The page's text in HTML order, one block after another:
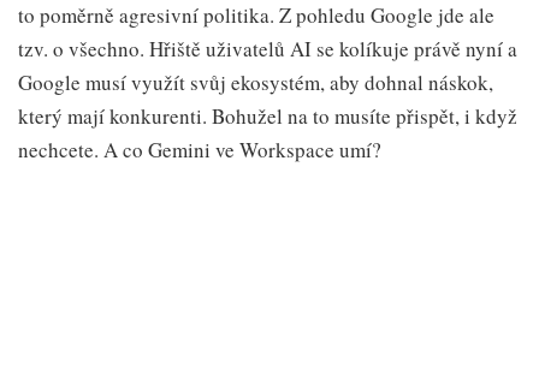
to poměrně agresivní politika. Z pohledu Google jde ale
tzv. o všechno. Hřiště uživatelů AI se kolíkuje právě nyní a
Google musí využít svůj ekosystém, aby dohnal náskok,
který mají konkurenti. Bohužel na to musíte přispět, i když
nechcete. A co Gemini ve Workspace umí?